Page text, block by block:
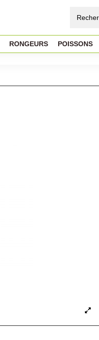
RONGEURS POISSONS